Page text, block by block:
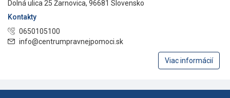
Dolná ulica 25 Žarnovica, 96681 Slovensko
Kontakty
0650105100
info@centrumpravnejpomoci.sk
Viac informácií